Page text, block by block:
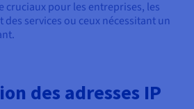
cruciaux pour les entreprises, les
services ou ceux nécessitant un
des adresses IP